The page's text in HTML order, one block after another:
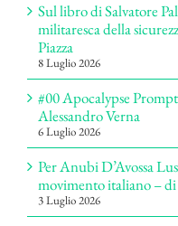
Sul libro di Salvatore
militaresca della
Piazza
8 Luglio 2026
#00 Apocalypse
Alessandro Verna
6 Luglio 2026
Per Anubi D’Avossa
movimento italiano –
3 Luglio 2026